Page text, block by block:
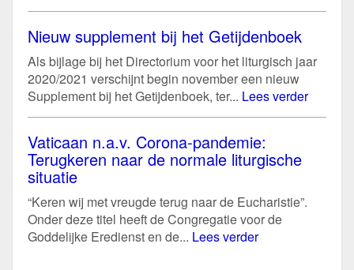
Nieuw supplement bij het Getijdenboek
Als bijlage bij het Directorium voor het liturgisch jaar
2020/2021 verschijnt begin november een nieuw
Supplement bij het Getijdenboek, ter... Lees verder
Vaticaan n.a.v. Corona-pandemie:
Terugkeren naar de normale liturgische
situatie
“Keren wij met vreugde terug naar de Eucharistie”.
Onder deze titel heeft de Congregatie voor de
Goddelijke Eredienst en de... Lees verder